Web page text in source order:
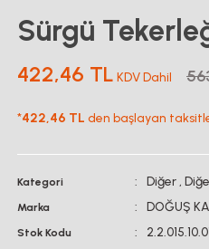
Sürgü
422,46 TL KDV Dahil
*422,46 TL den başlayan
Kategori Diğer ,
Marka DOĞUŞ
Stok Kodu